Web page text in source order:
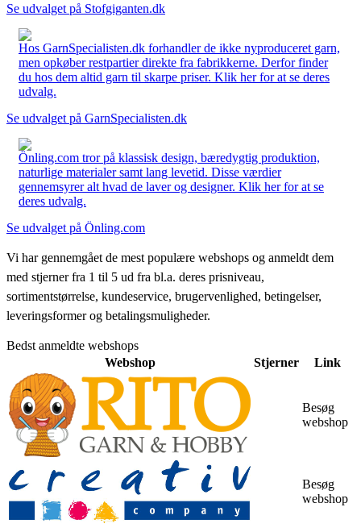
Se udvalget på Stofgiganten.dk
Hos GarnSpecialisten.dk forhandler de ikke nyproduceret garn,
men opkøber restpartier direkte fra fabrikkerne. Derfor finder
du hos dem altid garn til skarpe priser. Klik her for at se deres
udvalg.
Se udvalget på GarnSpecialisten.dk
Önling.com tror på klassisk design, bæredygtig produktion,
naturlige materialer samt lang levetid. Disse værdier
gennemsyrer alt hvad de laver og designer. Klik her for at se
deres udvalg.
Se udvalget på Önling.com
Vi har gennemgået de mest populære webshops og anmeldt dem
med stjerner fra 1 til 5 ud fra bl.a. deres prisniveau,
sortimentstørrelse, kundeservice, brugervenlighed, betingelser,
leveringsformer og betalingsmuligheder.
Bedst anmeldte webshops
Webshop
Stjerner Link
Besøg
webshop
Besøg
webshop